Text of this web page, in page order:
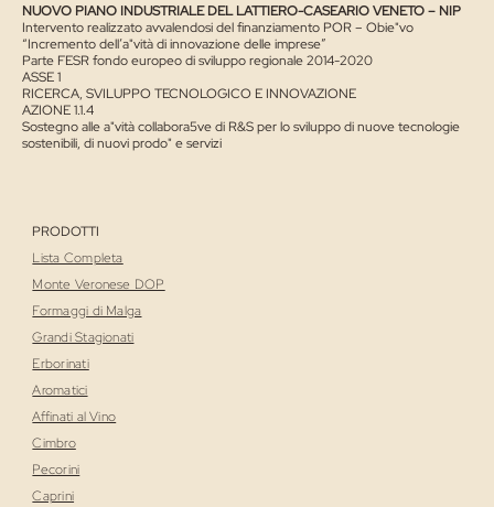
NUOVO PIANO INDUSTRIALE DEL LATTIERO-CASEARIO VENETO – NIP
Intervento realizzato avvalendosi del finanziamento POR – Obie"vo
“Incremento dell’a"vità di innovazione delle imprese”
Parte FESR fondo europeo di sviluppo regionale 2014-2020
ASSE 1
RICERCA, SVILUPPO TECNOLOGICO E INNOVAZIONE
AZIONE 1.1.4
Sostegno alle a"vità collabora5ve di R&S per lo sviluppo di nuove tecnologie
sostenibili, di nuovi prodo" e servizi
PRODOTTI
Lista Completa
Monte Veronese DOP
Formaggi di Malga
Grandi Stagionati
Erborinati
Aromatici
Affinati al Vino
Cimbro
Pecorini
Caprini